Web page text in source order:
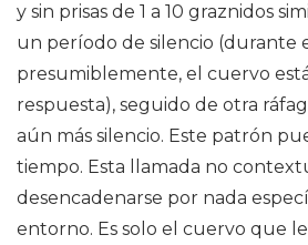
y sin prisas de 1 a 10 graznidos
un período de silencio (durante
presumiblemente, el cuervo
respuesta), seguido de otra
aún más silencio. Este patrón
tiempo. Esta llamada no
desencadenarse por nada
entorno. Es solo el cuervo que